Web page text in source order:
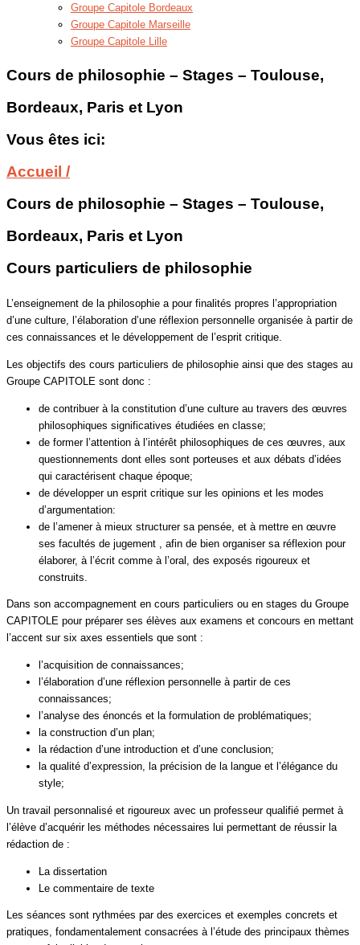
Groupe Capitole Bordeaux
Groupe Capitole Marseille
Groupe Capitole Lille
Cours de philosophie – Stages – Toulouse,
Bordeaux, Paris et Lyon
Vous êtes ici:
Accueil /
Cours de philosophie – Stages – Toulouse,
Bordeaux, Paris et Lyon
Cours particuliers de philosophie
L’enseignement de la philosophie a pour finalités propres l’appropriation
d’une culture, l’élaboration d’une réflexion personnelle organisée à partir de
ces connaissances et le développement de l’esprit critique.
Les objectifs des cours particuliers de philosophie ainsi que des stages au
Groupe CAPITOLE sont donc :
de contribuer à la constitution d’une culture au travers des œuvres
philosophiques significatives étudiées en classe;
de former l’attention à l’intérêt philosophiques de ces œuvres, aux
questionnements dont elles sont porteuses et aux débats d’idées
qui caractérisent chaque époque;
de développer un esprit critique sur les opinions et les modes
d’argumentation:
de l’amener à mieux structurer sa pensée, et à mettre en œuvre
ses facultés de jugement , afin de bien organiser sa réflexion pour
élaborer, à l’écrit comme à l’oral, des exposés rigoureux et
construits.
Dans son accompagnement en cours particuliers ou en stages du Groupe
CAPITOLE pour préparer ses élèves aux examens et concours en mettant
l’accent sur six axes essentiels que sont :
l’acquisition de connaissances;
l’élaboration d’une réflexion personnelle à partir de ces
connaissances;
l’analyse des énoncés et la formulation de problématiques;
la construction d’un plan;
la rédaction d’une introduction et d’une conclusion;
la qualité d’expression, la précision de la langue et l’élégance du
style;
Un travail personnalisé et rigoureux avec un professeur qualifié permet à
l’élève d’acquérir les méthodes nécessaires lui permettant de réussir la
rédaction de :
La dissertation
Le commentaire de texte
Les séances sont rythmées par des exercices et exemples concrets et
pratiques, fondamentalement consacrées à l’étude des principaux thèmes